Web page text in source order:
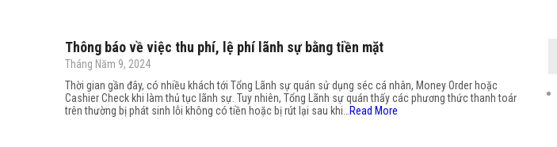
Thông báo về việc thu phí, lệ phí lãnh sự bằng tiền mặt
Tháng Năm 9, 2024
Thời gian gần đây, có nhiều khách tới Tổng Lãnh sự quán sử dụng séc cá nhân, Money Order hoặc
Cashier Check khi làm thủ tục lãnh sự. Tuy nhiên, Tổng Lãnh sự quán thấy các phương thức thanh toán
trên thường bị phát sinh lỗi không có tiền hoặc bị rút lại sau khi…
Read More